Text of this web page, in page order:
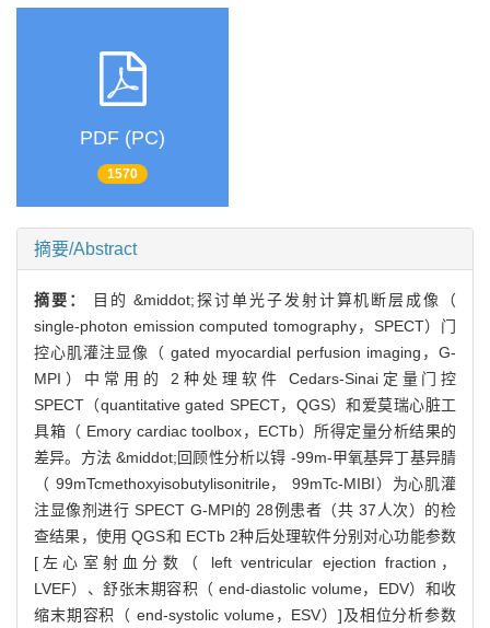
PDF (PC)
1570
摘要/Abstract
摘要：
目的 &middot;探讨单光子发射计算机断层成像（
single-photon emission computed tomography，SPECT）门
控心肌灌注显像（ gated myocardial perfusion imaging，G-
MPI）中常用的 2种处理软件 Cedars-Sinai定量门控
SPECT（quantitative gated SPECT，QGS）和爱莫瑞心脏工
具箱（ Emory cardiac toolbox，ECTb）所得定量分析结果的
差异。方法 &middot;回顾性分析以锝 -99m-甲氧基异丁基异腈
（ 99mTcmethoxyisobutylisonitrile， 99mTc-MIBI）为心肌灌
注显像剂进行 SPECT G-MPI的 28例患者（共 37人次）的检
查结果，使用 QGS和 ECTb 2种后处理软件分别对心功能参数
[左心室射血分数（ left ventricular ejection fraction，
LVEF）、舒张末期容积（ end-diastolic volume，EDV）和收
缩末期容积（ end-systolic volume，ESV）]及相位分析参数